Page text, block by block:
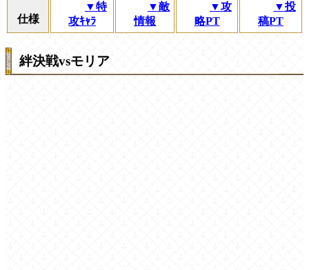
仕様
▼特
攻ｷｬﾗ
▼敵
情報
▼攻
略PT
▼投
稿PT
絆決戦vsモリア